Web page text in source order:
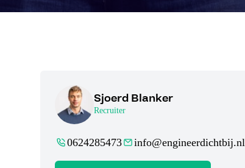
Sjoerd Blanker
Recruiter
0624285473 info@engineerdichtbij.nl